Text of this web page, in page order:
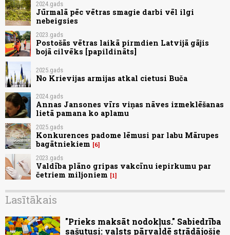
2024.gads
Jūrmalā pēc vētras smagie darbi vēl ilgi
nebeigsies
2023.gads
Postošās vētras laikā pirmdien Latvijā gājis
bojā cilvēks [papildināts]
2025.gads
No Krievijas armijas atkal cietusi Buča
2024.gads
Annas Jansones vīrs viņas nāves izmeklēšanas
lietā pamana ko aplamu
2025.gads
Konkurences padome lēmusi par labu Mārupes
bagātniekiem
6
2023.gads
Valdība plāno gripas vakcīnu iepirkumu par
četriem miljoniem
1
Lasītākais
"Prieks maksāt nodokļus." Sabiedrība
sašutusi: valsts pārvaldē strādājošie